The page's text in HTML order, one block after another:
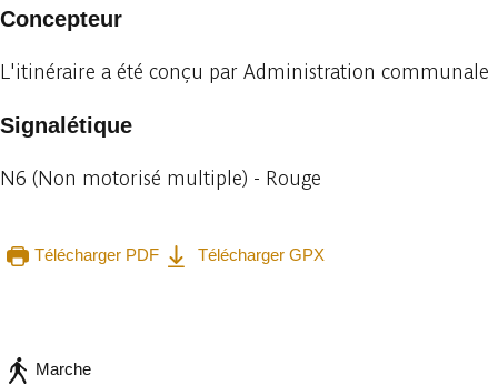
Concepteur
L'itinéraire a été conçu par Administration communale
Signalétique
N6 (Non motorisé multiple) - Rouge
Télécharger PDF
Télécharger GPX
Marche